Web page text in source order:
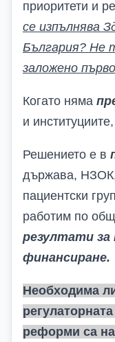
приоритети и
се изпълнява
България? Не
заложено
Когато няма
и
Решението е в
държава, НЗОК,
пациентски
работим по
резултати
финансиране.
Необходима
реформи са